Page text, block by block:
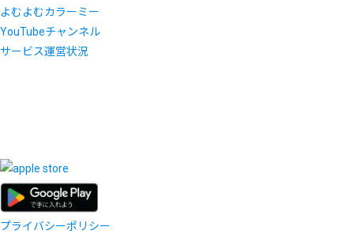
よむよむカラーミー
YouTubeチャンネル
サービス運営状況
プライバシーポリシー